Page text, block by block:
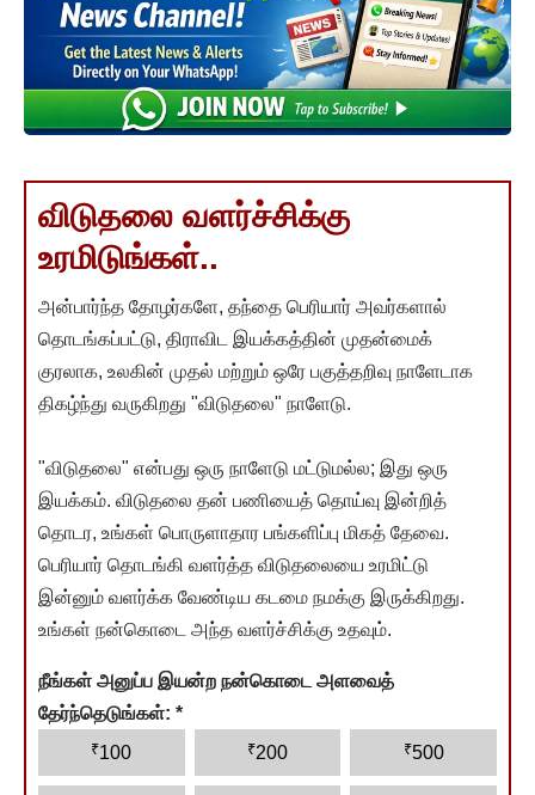
விடுதலை வளர்ச்சிக்கு
உரமிடுங்கள்..
அன்பார்ந்த தோழர்களே, தந்தை பெரியார் அவர்களால்
தொடங்கப்பட்டு, திராவிட இயக்கத்தின் முதன்மைக்
குரலாக, உலகின் முதல் மற்றும் ஒரே பகுத்தறிவு நாளேடாக
திகழ்ந்து வருகிறது "விடுதலை" நாளேடு.
"விடுதலை" என்பது ஒரு நாளேடு மட்டுமல்ல; இது ஒரு
இயக்கம். விடுதலை தன் பணியைத் தொய்வு இன்றித்
தொடர, உங்கள் பொருளாதார பங்களிப்பு மிகத் தேவை.
பெரியார் தொடங்கி வளர்த்த விடுதலையை உரமிட்டு
இன்னும் வளர்க்க வேண்டிய கடமை நமக்கு இருக்கிறது.
உங்கள் நன்கொடை அந்த வளர்ச்சிக்கு உதவும்.
நீங்கள் அனுப்ப இயன்ற நன்கொடை அளவைத்
தேர்ந்தெடுங்கள்: *
₹100 ₹200 ₹500